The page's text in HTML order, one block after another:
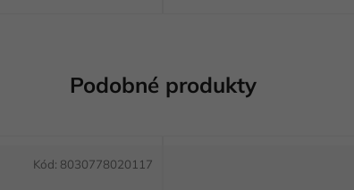
Podobné produkty
Kód: 8030778020117